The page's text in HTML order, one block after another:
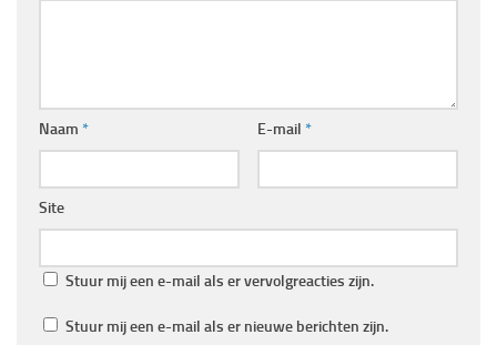
Naam * E-mail *
Site
Stuur mij een e-mail als er vervolgreacties zijn.
Stuur mij een e-mail als er nieuwe berichten zijn.